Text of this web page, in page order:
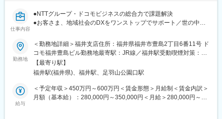
や商材知識、店頭での立ち振る舞い等、実務に基づいた丁寧な指
導のもと、基礎的な内容から学んでいただきます。
形式のフォローアップ(OJT)研修や先輩社員とのロールプレイン
グ、eラーニング研修等を通して、着実に成長できる環境をご用意
してます。
■キャリアパス
まず1人前の接客技術を身に着けていただき、徐々に後輩指導やリ
ーダー業務もお任せいたします。
仕事内容
●NTTグループ・ドコモビジネスの総合力で課題解決
●お客さま、地域社会のDXをワンストップでサポート／世の中に
●フルフレックス可／土日祝休／年間休日123日
■職務詳細：
〇北陸エリアを中心とした企業へのコンサルティング型営業で
す。
〇受注・収益の拡大に向け、既存顧客への深耕営業の展開や新規
リード創出に取り組みます。
勤務地
＜勤務地詳細＞福井支店住所：福井県福井市豊島2丁目6番11号 ド
コモ福井豊島ビル勤務地最寄駅：JR線／福井駅受動喫煙対策：屋
内全面禁煙変更の範囲：会社の定める事業所（リモートワーク含
む）
【最寄り駅】
福井駅(福井県)、福井駅、足羽山公園口駅
給与
＜予定年収＞450万円～600万円＜賃金形態＞月給制＜賃金内訳＞
月額（基本給）：280,000円～350,000円＜月給＞280,000円～